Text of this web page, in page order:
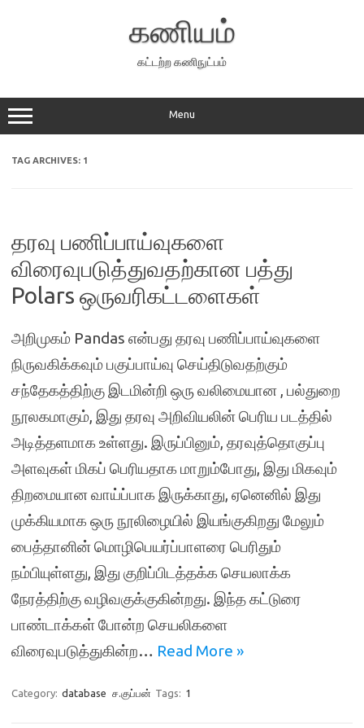
கணியம்
கட்டற்ற கணிநுட்பம்
Menu
TAG ARCHIVES: 1
தரவு பணிப்பாய்வுகளை
விரைவுபடுத்துவதற்கான பத்து
Polars ஒருவரிகட்டளைகள்
அறிமுகம் Pandas என்பது தரவு பணிப்பாய்வுகளை
நிருவகிக்கவும் பகுப்பாய்வு செய்திடுவதற்கும்
சந்தேகத்திற்கு இடமின்றி ஒரு வலிமையான , பல்துறை
நூலகமாகும், இது தரவு அறிவியலின் பெரிய படத்தில்
அடித்தளமாக உள்ளது. இருப்பினும், தரவுத்தொகுப்பு
அளவுகள் மிகப் பெரியதாக மாறும்போது, ​​இது மிகவும்
திறமையான வாய்ப்பாக இருக்காது, ஏனெனில் இது
முக்கியமாக ஒரு நூலிழையில் இயங்குகிறது மேலும்
பைத்தானின் மொழிபெயர்ப்பாளரை பெரிதும்
நம்பியுள்ளது, இது குறிப்பிடத்தக்க செயலாக்க
நேரத்திற்கு வழிவகுக்குகின்றது. இந்த கட்டுரை
பாண்டாக்கள் போன்ற செயலிகளை
விரைவுபடுத்துகின்ற… Read More »
Category: database ச.குப்பன் Tags: 1